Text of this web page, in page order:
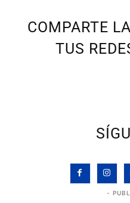
COMPARTE
TUS
-